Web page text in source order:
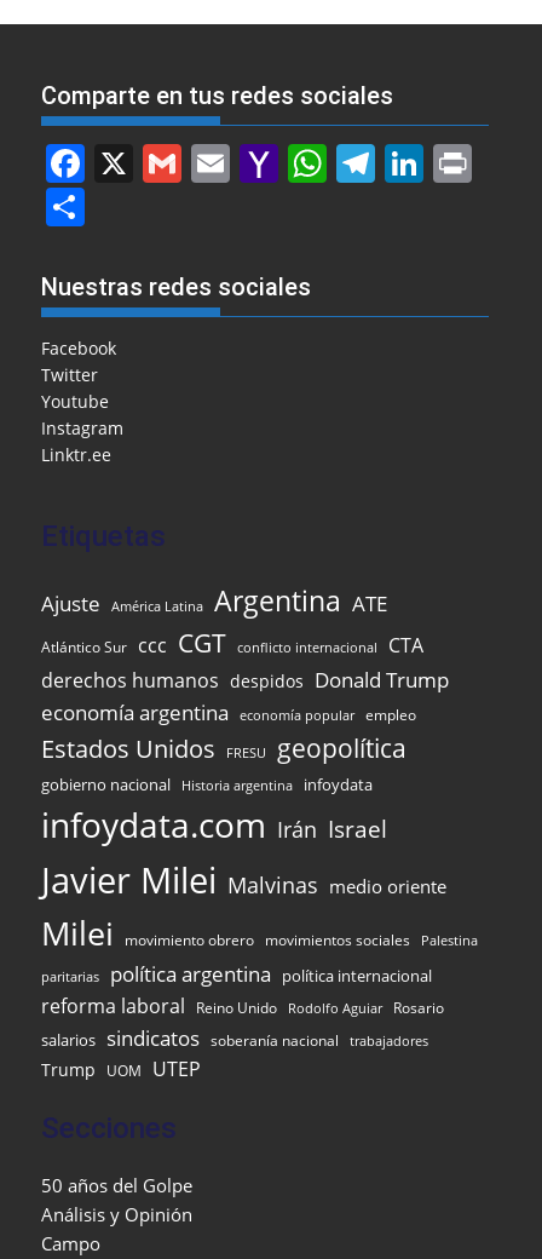
Comparte en tus redes sociales
F
e
b
o
o
k
X G
m
l
E
m
l
Y
a
o
o
W
h
A
T
el
a
Li
n
dI
ar
e
Nuestras redes sociales
Facebook
Twitter
Youtube
Instagram
Linktr.ee
Etiquetas
Ajuste América Latina Argentina ATE
Atlántico Sur ccc CGT conflicto internacional
CTA
derechos humanos despidos Donald Trump
economía argentina
economía popular empleo
Estados Unidos FRESU geopolítica
gobierno nacional Historia argentina infoydata
infoydata.com Irán Israel
Javier Milei Malvinas medio oriente
Milei movimiento obrero movimientos sociales Palestina
paritarias política argentina política internacional
reforma laboral Reino Unido Rodolfo Aguiar Rosario
salarios sindicatos soberanía nacional trabajadores
Trump UOM UTEP
Secciones
50 años del Golpe
Análisis y Opinión
Campo